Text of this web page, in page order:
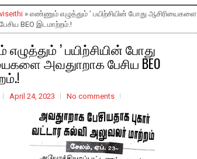
» எண்ணும் எழுத்தும் ’ பயிற்சியின் போது ஆசிரியைகளை
BEO இடமாற்றம்.!
’ பயிற்சியின் போது
அவதுாறாக பேசிய BEO
April 24, 2023 No comments